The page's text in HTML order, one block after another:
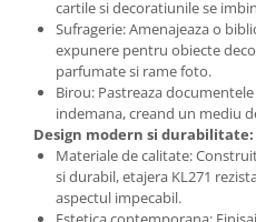
cartile si decoratiunile se
Sufragerie: Amenajeaza o
expunere pentru obiecte
parfumate si rame foto.
Birou: Pastreaza
indemana, creand un mediu
Design modern si durabilitate:
Materiale de calitate:
si durabil, etajera KL271
aspectul impecabil.